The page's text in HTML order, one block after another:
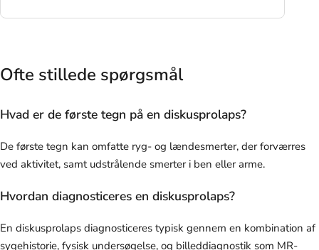
Ofte stillede spørgsmål
Hvad er de første tegn på en diskusprolaps?
De første tegn kan omfatte ryg- og lændesmerter, der forværres
ved aktivitet, samt udstrålende smerter i ben eller arme.
Hvordan diagnosticeres en diskusprolaps?
En diskusprolaps diagnosticeres typisk gennem en kombination af
sygehistorie, fysisk undersøgelse, og billeddiagnostik som MR-